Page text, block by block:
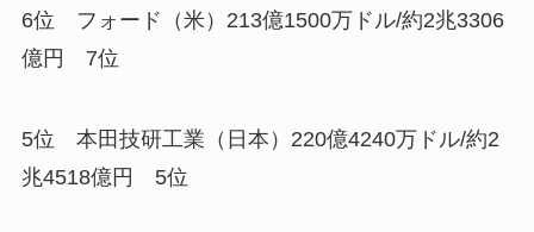
6位 フォード（米）213億1500万ドル/約2兆3306
億円 7位
5位 本田技研工業（日本）220億4240万ドル/約2
兆4518億円 5位